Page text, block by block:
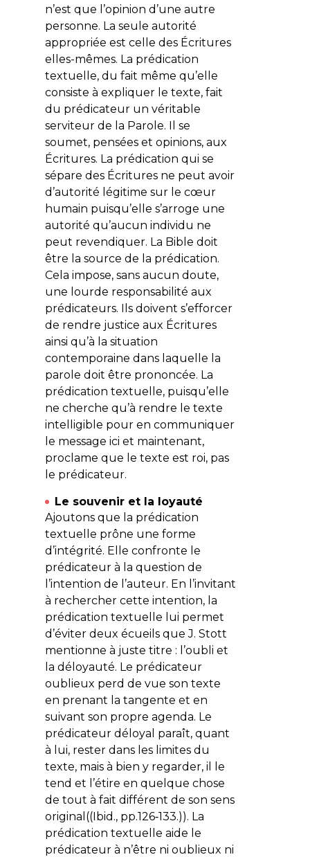
n’est que l’opinion d’une autre
personne. La seule autorité
appropriée est celle des Écritures
elles-mêmes. La prédication
textuelle, du fait même qu’elle
consiste à expliquer le texte, fait
du prédicateur un véritable
serviteur de la Parole. Il se
soumet, pensées et opinions, aux
Écritures. La prédication qui se
sépare des Écritures ne peut avoir
d’autorité légitime sur le cœur
humain puisqu’elle s’arroge une
autorité qu’aucun individu ne
peut revendiquer. La Bible doit
être la source de la prédication.
Cela impose, sans aucun doute,
une lourde responsabilité aux
prédicateurs. Ils doivent s’efforcer
de rendre justice aux Écritures
ainsi qu’à la situation
contemporaine dans laquelle la
parole doit être prononcée. La
prédication textuelle, puisqu’elle
ne cherche qu’à rendre le texte
intelligible pour en communiquer
le message ici et maintenant,
proclame que le texte est roi, pas
le prédicateur.
Le souvenir et la loyauté
Ajoutons que la prédication
textuelle prône une forme
d’intégrité. Elle confronte le
prédicateur à la question de
l’intention de l’auteur. En l’invitant
à rechercher cette intention, la
prédication textuelle lui permet
d’éviter deux écueils que J. Stott
mentionne à juste titre : l’oubli et
la déloyauté. Le prédicateur
oublieux perd de vue son texte
en prenant la tangente et en
suivant son propre agenda. Le
prédicateur déloyal paraît, quant
à lui, rester dans les limites du
texte, mais à bien y regarder, il le
tend et l’étire en quelque chose
de tout à fait différent de son sens
original((Ibid ., pp.126‑133.)). La
prédication textuelle aide le
prédicateur à n’être ni oublieux ni